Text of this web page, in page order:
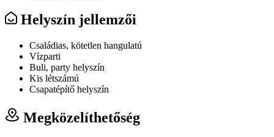
Helyszín jellemzői
Családias, kötetlen hangulatú
Vízparti
Buli, party helyszín
Kis létszámú
Csapatépítő helyszín
Megközelíthetőség